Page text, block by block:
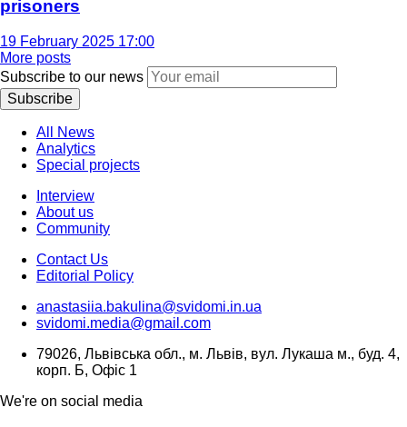
prisoners
19 February 2025 17:00
More posts
Subscribe to our news
Subscribe
All News
Analytics
Special projects
Interview
About us
Community
Contact Us
Editorial Policy
anastasiia.bakulina@svidomi.in.ua
svidomi.media@gmail.com
79026, Львівська обл., м. Львів, вул. Лукаша м., буд. 4,
корп. Б, Офіс 1
We're on social media